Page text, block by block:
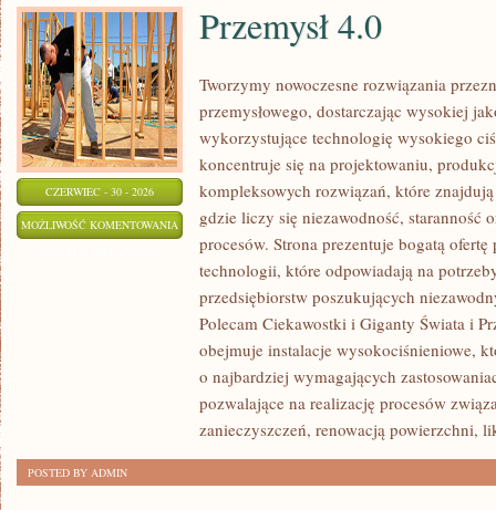
CZERWIEC - 30 - 2026
MOŻLIWOŚĆ KOMENTOWANIA PRZEMYSŁ
Przemysł 4.0
Tworzymy nowoczesne rozwiązania
przemysłowego, dostarczając wysokiej
wykorzystujące technologię wysokiego
koncentruje się na projektowaniu,
kompleksowych rozwiązań, które
gdzie liczy się niezawodność, staranność
procesów. Strona prezentuje bogatą ofertę
technologii, które odpowiadają na
przedsiębiorstw poszukujących
Polecam Ciekawostki i Giganty Świata i
obejmuje instalacje wysokociśnieniowe,
o najbardziej wymagających
pozwalające na realizację procesów
zanieczyszczeń, renowacją powierzchni,
POSTED BY ADMIN